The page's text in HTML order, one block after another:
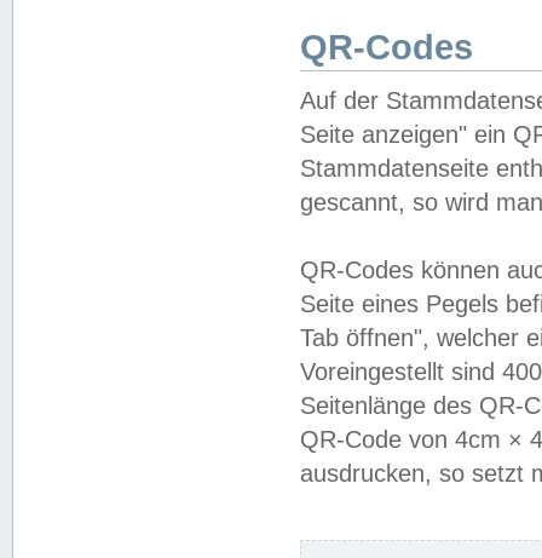
QR-Codes
Auf der
Seite anzeigen" ein
Stammdatenseite
gescannt, so wird
QR-Codes können
Seite eines Pegels
Tab öffnen", welcher
Voreingestellt sind
Seitenlänge des QR-
QR-Code von 4cm ×
ausdrucken, so setzt